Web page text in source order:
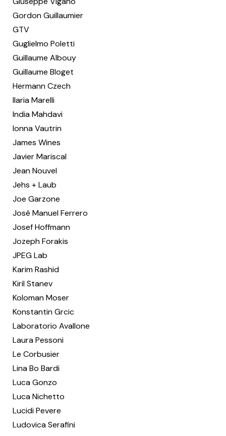
Gordon Guillaumier
GTV
Guglielmo Poletti
Guillaume Albouy
Guillaume Bloget
Hermann Czech
Ilaria Marelli
India Mahdavi
Ionna Vautrin
James Wines
Javier Mariscal
Jean Nouvel
Jehs + Laub
Joe Garzone
José Manuel Ferrero
Josef Hoffmann
Jozeph Forakis
JPEG Lab
Karim Rashid
Kiril Stanev
Koloman Moser
Konstantin Grcic
Laboratorio Avallone
Laura Pessoni
Le Corbusier
Lina Bo Bardi
Luca Gonzo
Luca Nichetto
Lucidi Pevere
Ludovica Serafini